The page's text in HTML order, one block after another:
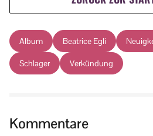
Album Beatrice Egli
Schlager Verkündung
Kommentare